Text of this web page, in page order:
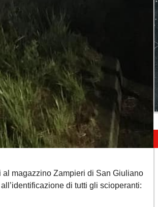
al magazzino Zampieri di San Giuliano
di tutti gli scioperanti: